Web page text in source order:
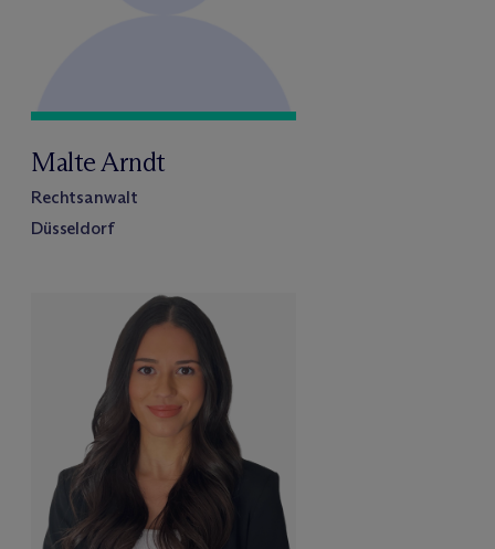
Malte Arndt
Rechtsanwalt
Düsseldorf